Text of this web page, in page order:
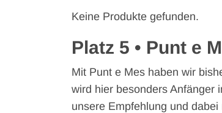
Keine Produkte gefunden.
Platz 5 • Punt e
Mit Punt e Mes haben wir
wird hier besonders Anfänger
unsere Empfehlung und dabei